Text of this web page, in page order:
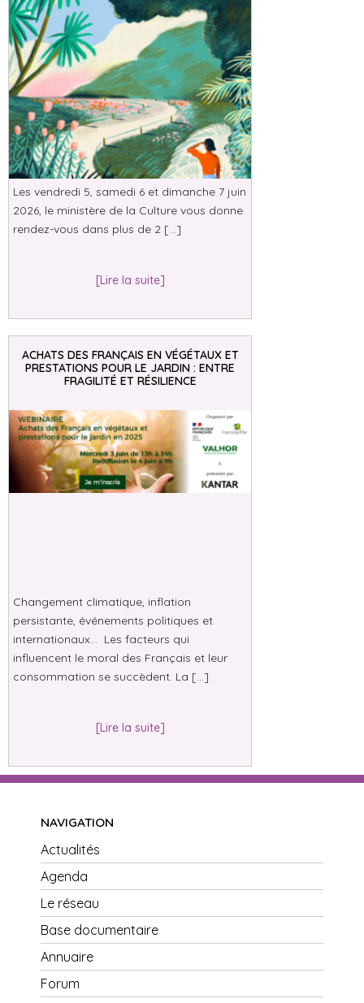
Les vendredi 5, samedi 6 et dimanche 7 juin
2026, le ministère de la Culture vous donne
rendez-vous dans plus de 2 […]
[Lire la suite]
ACHATS DES FRANÇAIS EN VÉGÉTAUX ET
PRESTATIONS POUR LE JARDIN : ENTRE
FRAGILITÉ ET RÉSILIENCE
Changement climatique, inflation
persistante, événements politiques et
internationaux… Les facteurs qui
influencent le moral des Français et leur
consommation se succèdent. La […]
[Lire la suite]
NAVIGATION
Actualités
Agenda
Le réseau
Base documentaire
Annuaire
Forum